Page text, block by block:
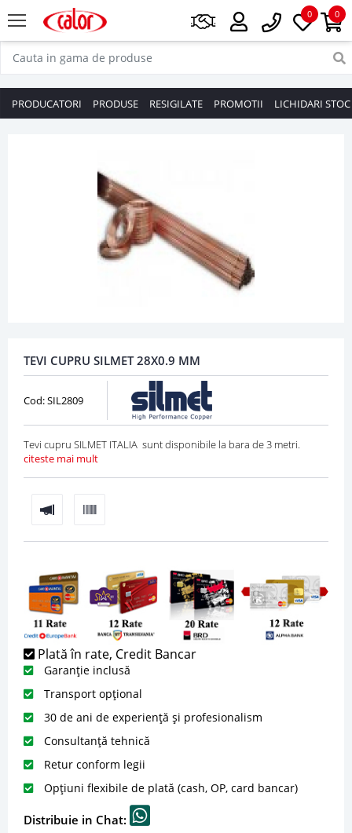
0
0
PRODUCATORI PRODUSE RESIGILATE PROMOTII LICHIDARI STOC
TEVI CUPRU SILMET 28X0.9 MM
Cod: SIL2809
Tevi cupru SILMET ITALIA sunt disponibile la bara de 3 metri.
citeste mai mult
Plată în rate, Credit Bancar
Garanție inclusă
Transport opțional
30 de ani de experiență și profesionalism
Consultanță tehnică
Retur conform legii
Opțiuni flexibile de plată (cash, OP, card bancar)
Distribuie in Chat: